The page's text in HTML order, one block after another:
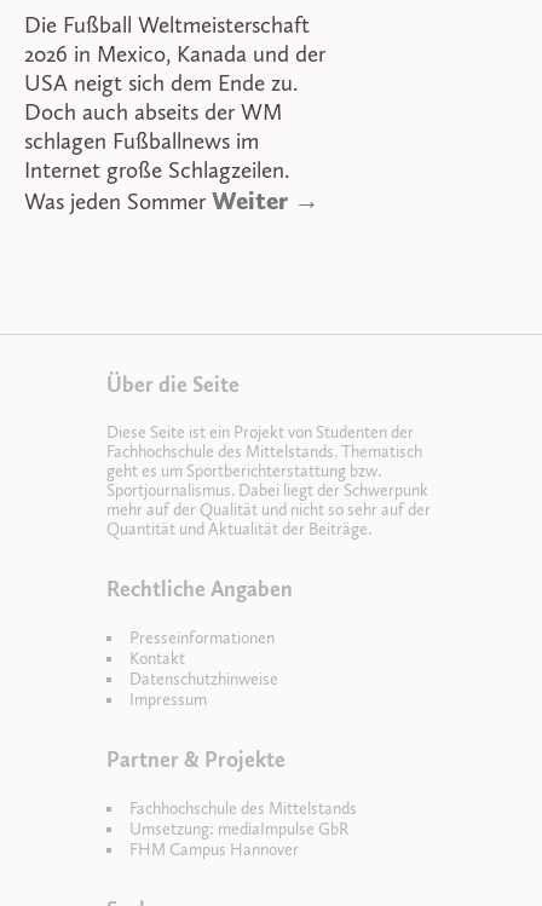
Die Fußball Weltmeisterschaft
2026 in Mexico, Kanada und der
USA neigt sich dem Ende zu.
Doch auch abseits der WM
schlagen Fußballnews im
Internet große Schlagzeilen.
Was jeden Sommer Weiter →
Über die Seite
Diese Seite ist ein Projekt von Studenten der
Fachhochschule des Mittelstands. Thematisch
geht es um Sportberichterstattung bzw.
Sportjournalismus. Dabei liegt der Schwerpunk
mehr auf der Qualität und nicht so sehr auf der
Quantität und Aktualität der Beiträge.
Rechtliche Angaben
Presseinformationen
Kontakt
Datenschutzhinweise
Impressum
Partner & Projekte
Fachhochschule des Mittelstands
Umsetzung: mediaImpulse GbR
FHM Campus Hannover